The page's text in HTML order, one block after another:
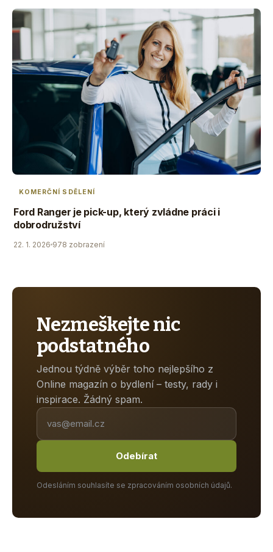
KOMERČNÍ SDĚLENÍ
Ford Ranger je pick-up, který zvládne práci i
dobrodružství
22. 1. 2026 978 zobrazení
Nezmeškejte nic
podstatného
Jednou týdně výběr toho nejlepšího z
Online magazín o bydlení – testy, rady i
inspirace. Žádný spam.
Odebírat
Odesláním souhlasíte se zpracováním osobních údajů.